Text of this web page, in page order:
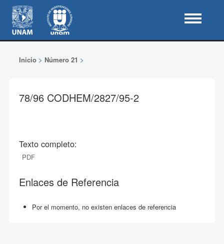
Inicio> Número 21 >
78/96 CODHEM/2827/95-2
Texto completo:
PDF
Enlaces de Referencia
Por el momento, no existen enlaces de referencia